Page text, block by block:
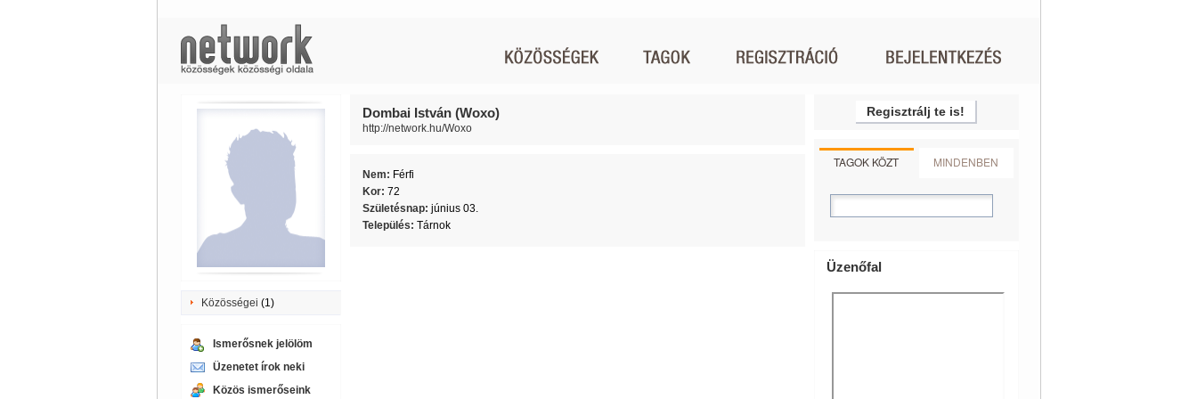
Közösségei (1)
Ismerősnek jelölöm
Üzenetet írok neki
Közös ismerőseink
Dombai István (Woxo)
http://network.hu/Woxo
Nem: Férfi
Kor: 72
Születésnap: június 03.
Település: Tárnok
Regisztrálj te is!
TAGOK KÖZT MINDENBEN
Üzenőfal